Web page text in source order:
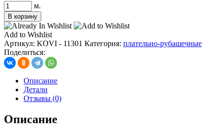
Количество
товара
ткань
костюмная,
цв.
чернильно
синий
м.
В корзину
Add to Wishlist
Артикул: KOVI - 11301 Категория: плательно-рубашечные
Поделиться:
Описание
Детали
Отзывы (0)
Описание